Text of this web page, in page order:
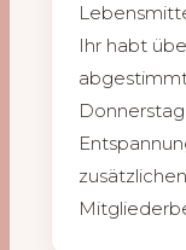
Ihr habt